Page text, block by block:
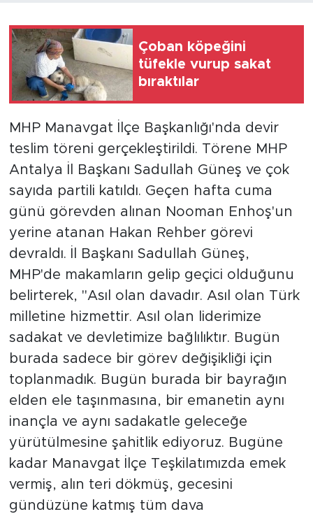
Çoban köpeğini
tüfekle vurup sakat
bıraktılar
MHP Manavgat İlçe Başkanlığı'nda devir
teslim töreni gerçekleştirildi. Törene MHP
Antalya İl Başkanı Sadullah Güneş ve çok
sayıda partili katıldı. Geçen hafta cuma
günü görevden alınan Nooman Enhoş'un
yerine atanan Hakan Rehber görevi
devraldı. İl Başkanı Sadullah Güneş,
MHP'de makamların gelip geçici olduğunu
belirterek, "Asıl olan davadır. Asıl olan Türk
milletine hizmettir. Asıl olan liderimize
sadakat ve devletimize bağlılıktır. Bugün
burada sadece bir görev değişikliği için
toplanmadık. Bugün burada bir bayrağın
elden ele taşınmasına, bir emanetin aynı
inançla ve aynı sadakatle geleceğe
yürütülmesine şahitlik ediyoruz. Bugüne
kadar Manavgat İlçe Teşkilatımızda emek
vermiş, alın teri dökmüş, gecesini
gündüzüne katmış tüm dava